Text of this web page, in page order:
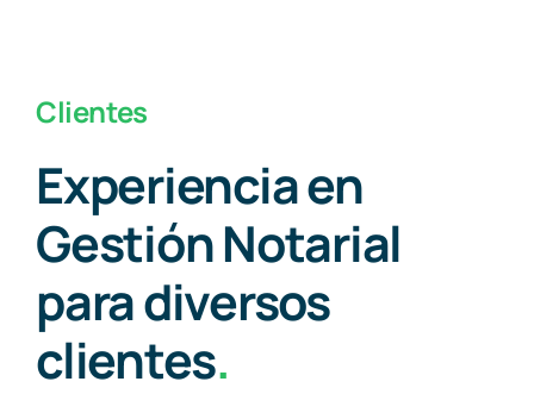
Clientes
Experiencia en
Gestión Notarial
para diversos
clientes.